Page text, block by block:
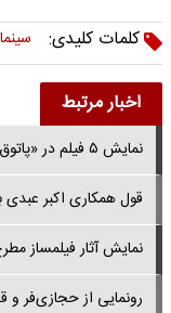
کلمات کلیدی:
سینما
اخبار مرتبط
نمایش ۵ فیلم در «پاتوق مستند»
قول همکاری اکبر
نمایش آثار فیلمساز
رونمایی از حجازی‌فر و